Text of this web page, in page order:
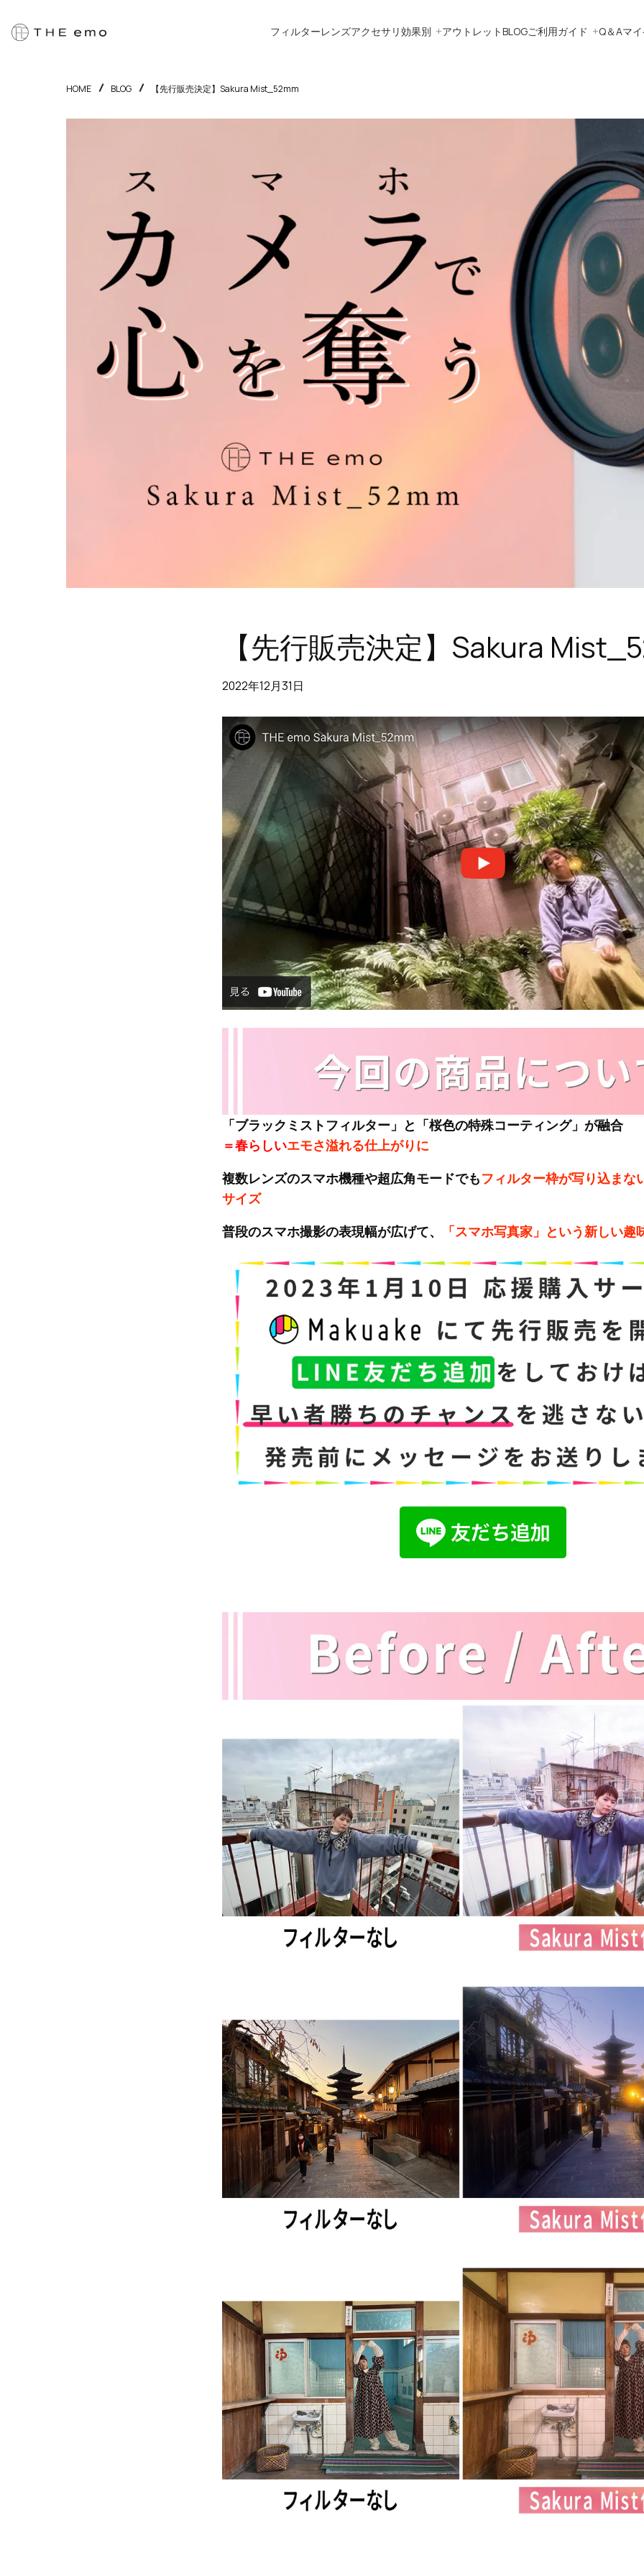
フィルターレンズアクセサリ効果別 アウトレットBLOGご利用ガイド Q＆Aマ
HOME BLOG 【先行販売決定】Sakura Mist_52mm
【先行販売決定】Sakura
2022年12月31日
「ブラックミストフィルター」と「桜色の特殊コーティング」が融合
＝春らしいエモさ溢れる仕上がりに
複数レンズのスマホ機種や超広角モードでもフィルター枠が写り込まな
サイズ
普段のスマホ撮影の表現幅が広げて、
「スマホ写真家」という新しい趣